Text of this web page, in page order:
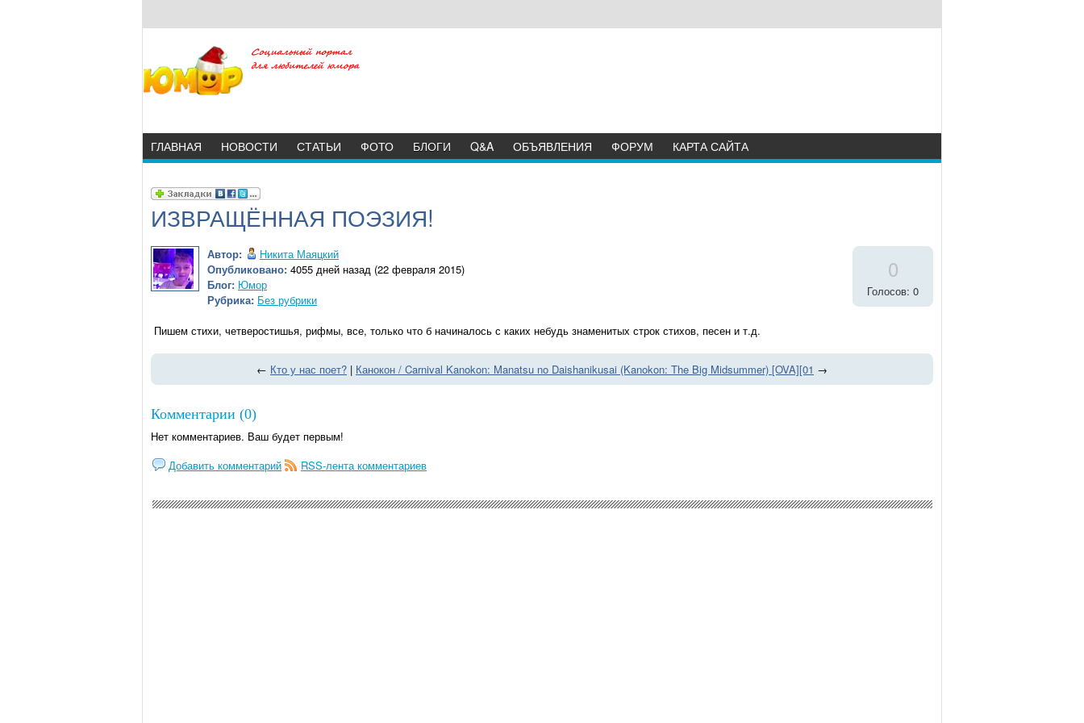
ГЛАВНАЯ НОВОСТИ СТАТЬИ ФОТО БЛОГИ Q&A ОБЪЯВЛЕНИЯ ФОРУМ КАРТА САЙТА
ИЗВРАЩЁННАЯ ПОЭЗИЯ!
Автор:
Никита Маяцкий
Опубликовано: 4055 дней назад (22 февраля 2015)
Блог: Юмор
Рубрика: Без рубрики
0
Голосов: 0
Пишем стихи, четверостишья, рифмы, все, только что б начиналось с каких небудь знаменитых строк стихов, песен и т.д.
← Кто у нас поет? | Канокон / Carnival Kanokon: Manatsu no Daishanikusai (Kanokon: The Big Midsummer) [OVA][01 →
Комментарии (0)
Нет комментариев. Ваш будет первым!
Добавить комментарий
RSS-лента комментариев